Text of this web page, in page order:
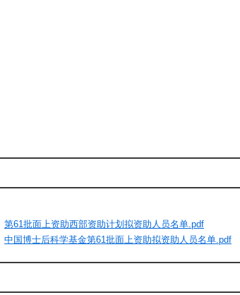
第61批面上资助西部资助计划拟资助人员名单.pdf
中国博士后科学基金第61批面上资助拟资助人员名单.pdf